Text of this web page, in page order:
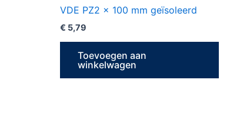
VDE PZ2 x 100 mm geïsoleerd
€ 5,79
Toevoegen aan
winkelwagen